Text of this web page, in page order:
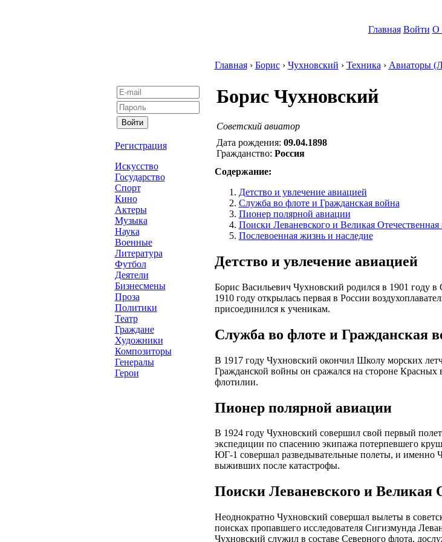
Главная Войти О
Регистрация
Искусство
Государство
Спорт
Кино
Актеры
Музыка
Наука
Военные
Литература
Футбол
Деятели
Бизнесмены
Проза
Политики
Театр
Граждане
Художники
Композиторы
Генералы
Герои
Главная› Борис› Чухновский › Техника › Авиаторы
Борис Чухновский
Советский авиатор
Дата рождения: 09.04.1898
Гражданство: Россия
Содержание:
Детство и увлечение авиацией
Служба во флоте и Гражданская война
Пионер полярной авиации
Поиски Леваневского и Великая Отечественная
Послевоенная жизнь и наследие
Детство и увлечение авиацией
Борис Васильевич Чухновский родился в 1901 году в
1910 году открылась первая в России
присоединился к ученикам.
Служба во флоте и Гражданская
В 1917 году Чухновский окончил Школу морских
Гражданской войны он сражался на стороне
флотилии.
Пионер полярной авиации
В 1924 году Чухновский совершил свой первый
экспедиции по спасению экипажа потерпевшего
ЮГ-1 совершал разведывательные полеты, и именно
выживших после катастрофы.
Поиски Леваневского и Великая
Неоднократно Чухновский совершал вылеты в
поисках пропавшего исследователя Сигизмунда
Чухновский служил в составе Северного флота,